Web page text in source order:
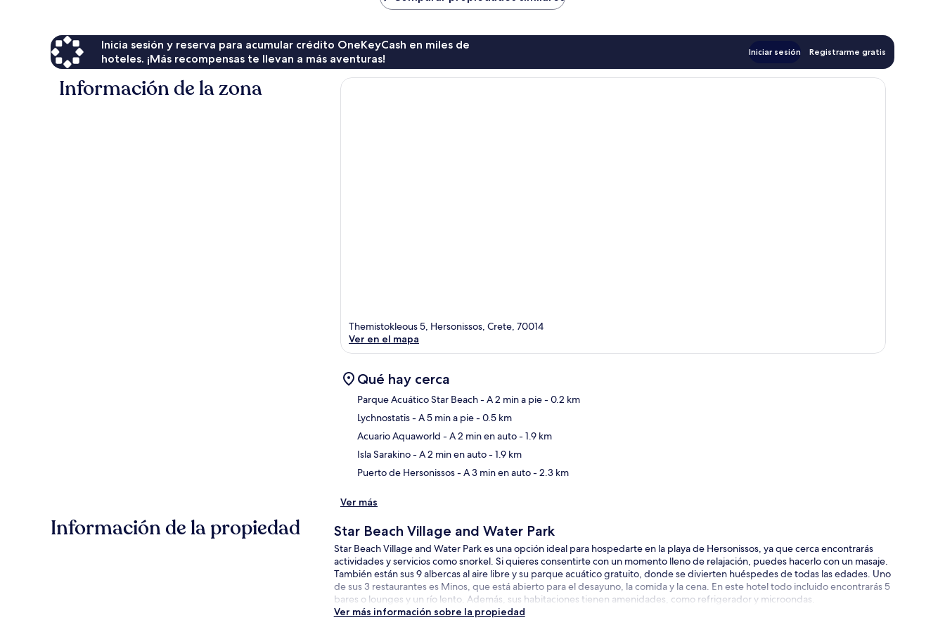
$271
Inicia sesión y reserva para acumular crédito OneKeyCash en miles de
hoteles. ¡Más recompensas te llevan a más aventuras!
Iniciar sesión Registrarme gratis
Información de la zona
Themistokleous 5, Hersonissos, Crete, 70014
Ver en el mapa
Qué hay cerca
Parque Acuático Star Beach- A 2 min a pie- 0.2 km
Lychnostatis- A 5 min a pie- 0.5 km
Acuario Aquaworld - A 2 min en auto- 1.9 km
Isla Sarakino- A 2 min en auto- 1.9 km
Puerto de Hersonissos- A 3 min en auto- 2.3 km
Ver más
Información de la propiedad Star Beach Village and Water Park
Star Beach Village and Water Park es una opción ideal para hospedarte en la playa de Hersonissos, ya que cerca encontrarás
actividades y servicios como snorkel. Si quieres consentirte con un momento lleno de relajación, puedes hacerlo con un masaje.
También están sus 9 albercas al aire libre y su parque acuático gratuito, donde se divierten huéspedes de todas las edades. Uno
de sus 3 restaurantes es Minos, que está abierto para el desayuno, la comida y la cena. En este hotel todo incluido encontrarás 5
bares o lounges y un río lento. Además, sus habitaciones tienen amenidades, como refrigerador y microondas.
Ver más información sobre la propiedad